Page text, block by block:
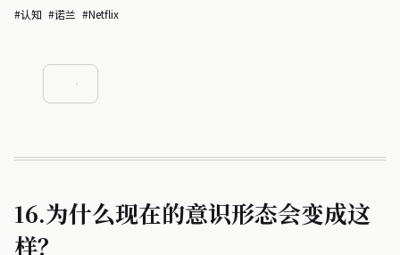
#认知 #诺兰 #netflix
16.为什么现在的意识形态会变成这
样？